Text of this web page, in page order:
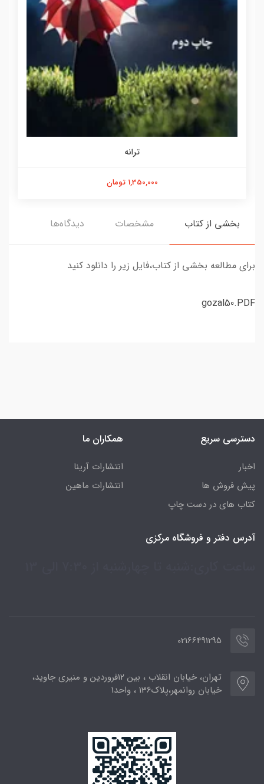
ترانه
1,350,000 تومان
بخشی از کتاب مشخصات دیدگاه‌ها
برای مطالعه بخشی از کتاب،فایل زیر را دانلود کنید
gozal50.PDF
دسترسی سریع
اخبار
پیش فروش ها
کتاب های در دست چاپ
همکاران ما
انتشارات آرینا
انتشارات ماهین
آدرس دفتر و فروشگاه مرکزی
02166491295
تهران، خیابان انقلاب ، بین 12فروردین و منیری جاوید،
خیابان روانمهر،پلاک136 ، واحد1